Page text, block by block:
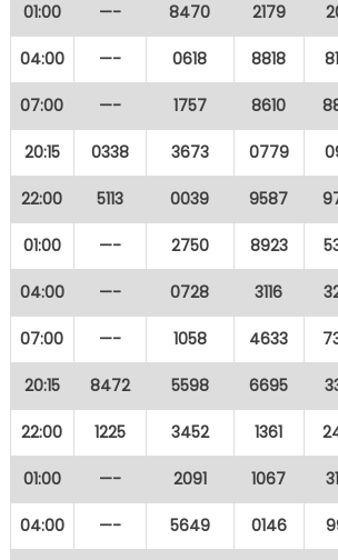
01:00 —- 8470 2179
04:00 —- 0618 8818
07:00 —- 1757 8610
20:15 0338 3673 0779
22:00 5113 0039 9587
01:00 —- 2750 8923
04:00 —- 0728 3116
07:00 —- 1058 4633
20:15 8472 5598 6695
22:00 1225 3452 1361
01:00 —- 2091 1067
04:00 —- 5649 0146